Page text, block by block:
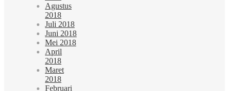
Agustus
2018
Juli 2018
Juni 2018
Mei 2018
April
2018
Maret
2018
Februari